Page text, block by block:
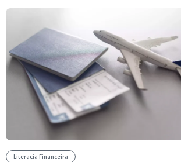
Literacia Financeira